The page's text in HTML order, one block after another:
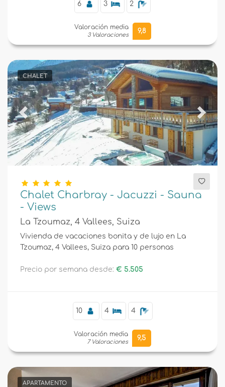
6 3 2
Valoración media
3 Valoraciones
9,8
CHALET
Previous Next
Chalet Charbray - Jacuzzi - Sauna
- Views
La Tzoumaz, 4 Vallees, Suiza
Vivienda de vacaciones bonita y de lujo en La
Tzoumaz, 4 Vallees, Suiza para 10 personas
Precio por semana desde: € 5.505
10 4 4
Valoración media
7 Valoraciones
9,5
APARTAMENTO